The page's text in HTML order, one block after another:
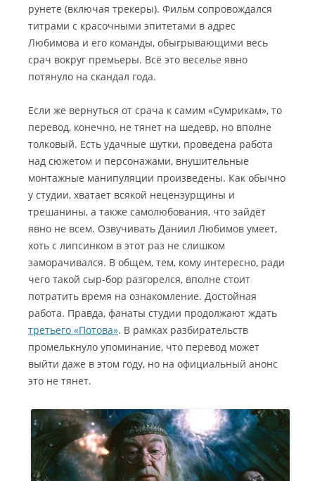
рунете (включая трекеры). Фильм сопровождался
титрами с красочными эпитетами в адрес
Любимова и его команды, обыгрывающими весь
срач вокруг премьеры. Всё это веселье явно
потянуло на скандал года.
Если же вернуться от срача к самим «Сумрикам», то
перевод, конечно, не тянет на шедевр, но вполне
толковый. Есть удачные шутки, проведена работа
над сюжетом и персонажами, внушительные
монтажные манипуляции произведены. Как обычно
у студии, хватает всякой нецензурщины и
трешанины, а также самолюбования, что зайдёт
явно не всем. Озвучивать Даниил Любимов умеет,
хоть с липсинком в этот раз не слишком
заморачивался. В общем, тем, кому интересно, ради
чего такой сыр-бор разгорелся, вполне стоит
потратить время на ознакомление. Достойная
работа. Правда, фанаты студии продолжают ждать
третьего «Потова». В рамках разбирательств
промелькнуло упоминание, что перевод может
выйти даже в этом году, но на официальный анонс
это не тянет.